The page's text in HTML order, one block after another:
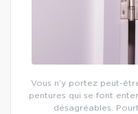
Vous n’y portez peut-
pentures qui se font
désagréables.